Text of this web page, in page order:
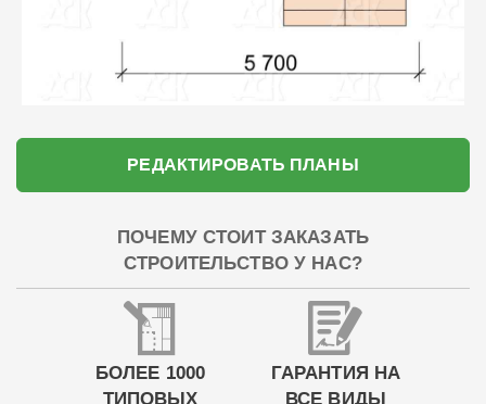
РЕДАКТИРОВАТЬ ПЛАНЫ
ПОЧЕМУ СТОИТ ЗАКАЗАТЬ
СТРОИТЕЛЬСТВО У НАС?
БОЛЕЕ 1000
ГАРАНТИЯ НА